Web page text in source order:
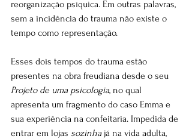
reorganização psíquica. Em outras palavras,
sem a incidência do trauma não existe o
tempo como representação.
Esses dois tempos do trauma estão
presentes na obra freudiana desde o seu
Projeto de uma psicologia, no qual
apresenta um fragmento do caso Emma e
sua experiência na confeitaria. Impedida de
entrar em lojas sozinha já na vida adulta,